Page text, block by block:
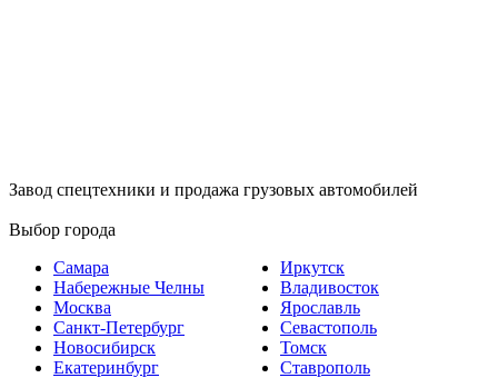
Завод спецтехники и продажа грузовых автомобилей
Выбор города
Самара
Набережные Челны
Москва
Санкт-Петербург
Новосибирск
Екатеринбург
Иркутск
Владивосток
Ярославль
Севастополь
Томск
Ставрополь